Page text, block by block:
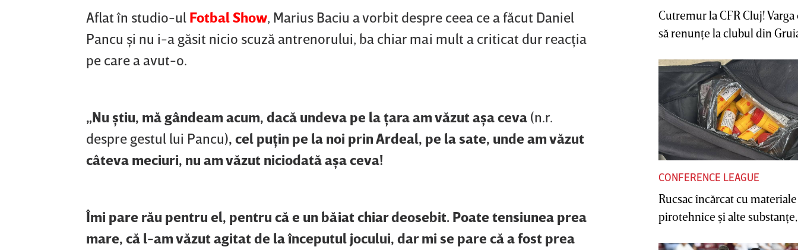
Aflat în studio-ul Fotbal Show, Marius Baciu a vorbit despre ceea ce a făcut Daniel
Pancu şi nu i-a găsit nicio scuză antrenorului, ba chiar mai mult a criticat dur reacţia
pe care a avut-o.
„Nu ştiu, mă gândeam acum, dacă undeva pe la ţara am văzut aşa ceva (n.r.
despre gestul lui Pancu), cel puţin pe la noi prin Ardeal, pe la sate, unde am văzut
câteva meciuri, nu am văzut niciodată aşa ceva!
Îmi pare rău pentru el, pentru că e un băiat chiar deosebit. Poate tensiunea prea
mare, că l-am văzut agitat de la începutul jocului, dar mi se pare că a fost prea
Cutremur la CFR Cluj! Varga
să renunţe la clubul din
CONFERENCE LEAGUE
Rucsac încărcat cu materiale
pirotehnice şi alte substanţe,